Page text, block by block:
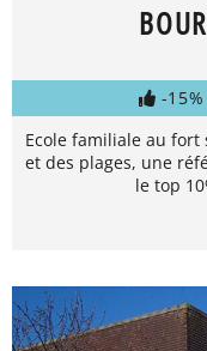
-
Ecole familiale au
et des plages, une
le top